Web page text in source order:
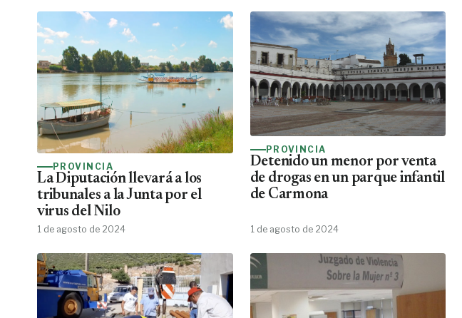
PROVINCIA
La Diputación llevará a los
tribunales a la Junta por el
virus del Nilo
1 de agosto de 2024
PROVINCIA
Detenido un menor por venta
de drogas en un parque infantil
de Carmona
1 de agosto de 2024